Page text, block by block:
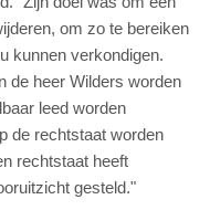
om zo te bereiken
kunnen verkondigen.
de heer Wilders worden
leed worden
de rechtstaat worden
rechtstaat heeft
gesteld."